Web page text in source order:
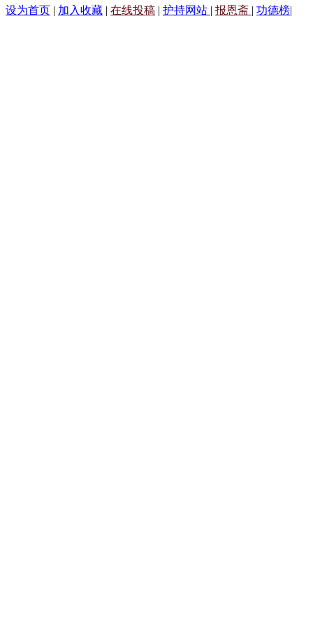
设为首页 | 加入收藏 | 在线投稿 | 护持网站 | 报恩斋 | 功德榜|